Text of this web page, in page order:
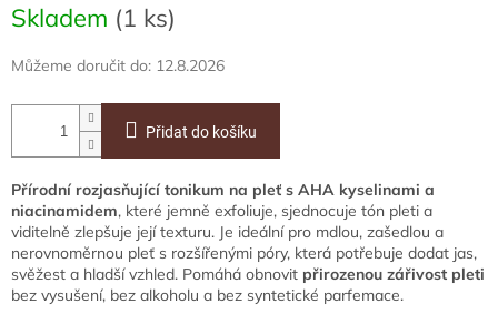
cena:
Skladem (1 ks)
Můžeme doručit do: 12.8.2026
Přidat do košíku
Přírodní rozjasňující tonikum na pleť s AHA kyselinami a
niacinamidem, které jemně exfoliuje, sjednocuje tón pleti a
viditelně zlepšuje její texturu. Je ideální pro mdlou, zašedlou a
nerovnoměrnou pleť s rozšířenými póry, která potřebuje dodat jas,
svěžest a hladší vzhled. Pomáhá obnovit přirozenou zářivost pleti
bez vysušení, bez alkoholu a bez syntetické parfemace.